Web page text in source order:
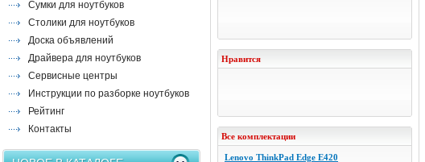
Сумки для ноутбуков
Столики для ноутбуков
Доска объявлений
Драйвера для ноутбуков
Сервисные центры
Инструкции по разборке ноутбуков
Рейтинг
Контакты
Нравится
Все комплектации
Lenovo ThinkPad Edge E420